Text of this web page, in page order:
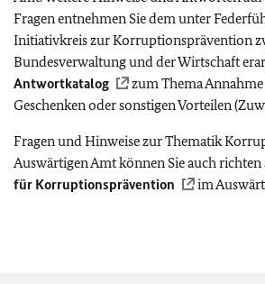
Fragen entnehmen Sie dem unter
Initiativkreis zur Korruptionsprävention
Bundesverwaltung und der Wirtschaft
Antwortkatalog
zum Thema
Geschenken oder sonstigen Vorteilen
Fragen und Hinweise zur Thematik
Auswärtigen Amt können Sie auch richten
für Korruptionsprävention
im